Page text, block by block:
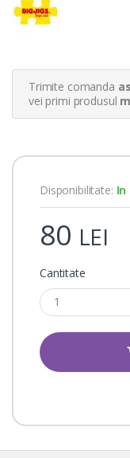
u
s
r
i
Trimite comanda
vei primi produsul
Disponibilitate:
80 LEI
Cantitate